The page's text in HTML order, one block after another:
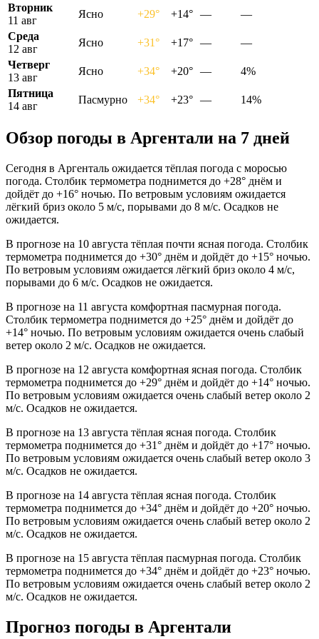
Вторник
11 авг
Ясно +29° +14° —
—
Среда
12 авг
Ясно +31° +17° —
—
Четверг
13 авг
Ясно +34° +20° —
4%
Пятница
14 авг
Пасмурно +34° +23° — 14%
Обзор погоды в Аргентали на 7 дней
Сегодня в Аргенталь ожидается тёплая погода с моросью
погода. Столбик термометра поднимется до +28° днём и
дойдёт до +16° ночью. По ветровым условиям ожидается
лёгкий бриз около 5 м/с, порывами до 8 м/с. Осадков не
ожидается.
В прогнозе на 10 августа тёплая почти ясная погода. Столбик
термометра поднимется до +30° днём и дойдёт до +15° ночью.
По ветровым условиям ожидается лёгкий бриз около 4 м/с,
порывами до 6 м/с. Осадков не ожидается.
В прогнозе на 11 августа комфортная пасмурная погода.
Столбик термометра поднимется до +25° днём и дойдёт до
+14° ночью. По ветровым условиям ожидается очень слабый
ветер около 2 м/с. Осадков не ожидается.
В прогнозе на 12 августа комфортная ясная погода. Столбик
термометра поднимется до +29° днём и дойдёт до +14° ночью.
По ветровым условиям ожидается очень слабый ветер около 2
м/с. Осадков не ожидается.
В прогнозе на 13 августа тёплая ясная погода. Столбик
термометра поднимется до +31° днём и дойдёт до +17° ночью.
По ветровым условиям ожидается очень слабый ветер около 3
м/с. Осадков не ожидается.
В прогнозе на 14 августа тёплая ясная погода. Столбик
термометра поднимется до +34° днём и дойдёт до +20° ночью.
По ветровым условиям ожидается очень слабый ветер около 2
м/с. Осадков не ожидается.
В прогнозе на 15 августа тёплая пасмурная погода. Столбик
термометра поднимется до +34° днём и дойдёт до +23° ночью.
По ветровым условиям ожидается очень слабый ветер около 2
м/с. Осадков не ожидается.
Прогноз погоды в Аргентали